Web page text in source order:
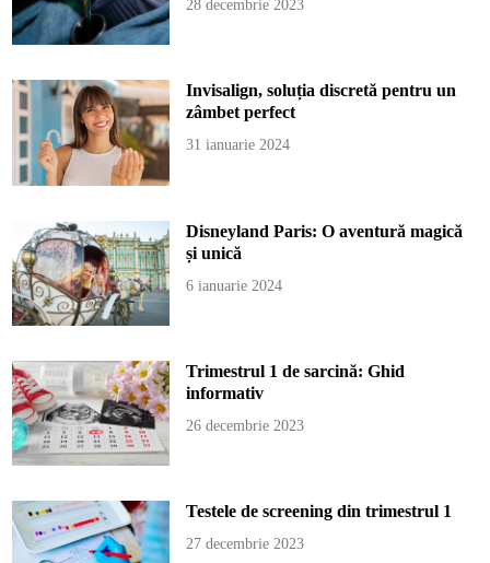
28 decembrie 2023
Invisalign, soluția discretă pentru un
zâmbet perfect
31 ianuarie 2024
Disneyland Paris: O aventură magică
și unică
6 ianuarie 2024
Trimestrul 1 de sarcină: Ghid
informativ
26 decembrie 2023
Testele de screening din trimestrul 1
27 decembrie 2023